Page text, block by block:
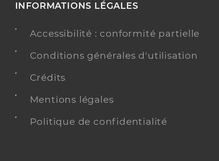
INFORMATIONS LÉGALES
Accessibilité : conformité partielle
Conditions générales d'utilisation
Crédits
Mentions légales
Politique de confidentialité